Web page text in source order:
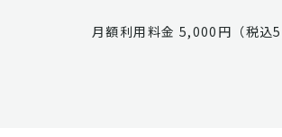
月額利用料金 5,000円（税込